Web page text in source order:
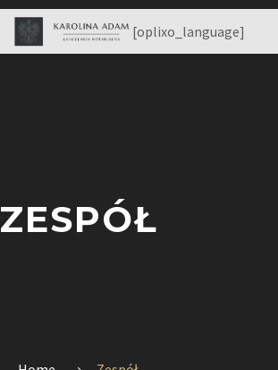
[oplixo_language]
ZESPÓŁ